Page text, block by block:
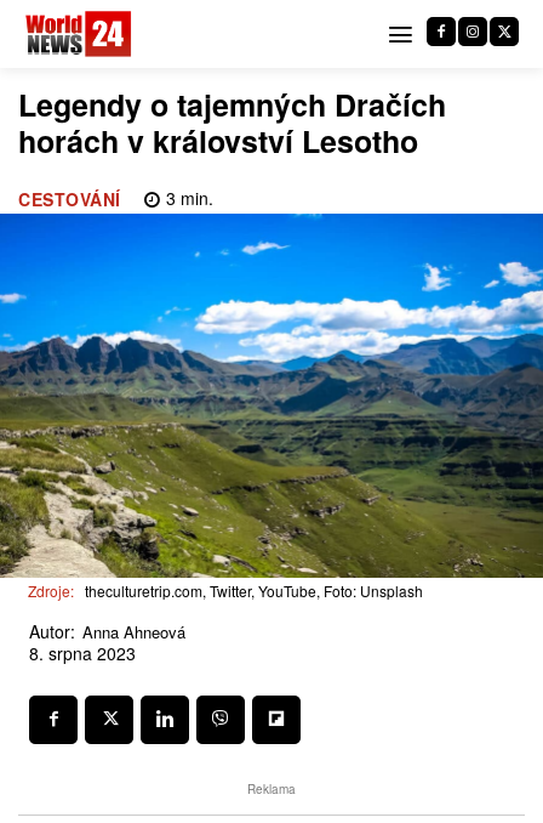
Legendy o tajemných Dračích
horách v království Lesotho
CESTOVÁNÍ 3 min.
Zdroje: theculturetrip.com, Twitter, YouTube, Foto: Unsplash
Autor: Anna Ahneová
8. srpna 2023
Reklama